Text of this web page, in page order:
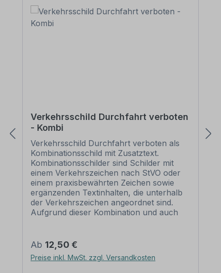
Verkehrsschild Durchfahrt verboten
- Kombi
Verkehrsschild Durchfahrt verboten als
Kombinationsschild mit Zusatztext.
Kombinationsschilder sind Schilder mit
einem Verkehrszeichen nach StVO oder
einem praxisbewährten Zeichen sowie
ergänzenden Textinhalten, die unterhalb
der Verkehrszeichen angeordnet sind.
Aufgrund dieser Kombination und auch
alle Anforderungen, um eine flexible,
individuelle Beschilderung sicherzustellen.
Wir führen zahlreiche
Regulärer Preis:
Ab 12,50 €
Preise inkl. MwSt. zzgl. Versandkosten